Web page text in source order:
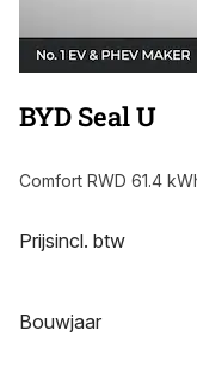
BYD Seal U
Comfort RWD 61.4
Prijsincl. btw
Bouwjaar